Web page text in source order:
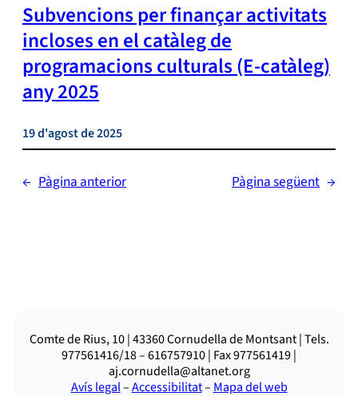
Subvencions per finançar activitats
incloses en el catàleg de
programacions culturals (E-catàleg)
any 2025
19 d'agost de 2025
← Pàgina anterior Pàgina següent →
Comte de Rius, 10 | 43360 Cornudella de Montsant | Tels.
977561416/18 – 616757910 | Fax 977561419 |
aj.cornudella@altanet.org
Avís legal–Accessibilitat– Mapa del web